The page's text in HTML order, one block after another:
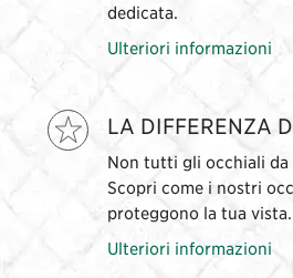
dedicata.
Ulteriori informazioni
LA DIFFERENZA
Non tutti gli occhiali da
Scopri come i nostri
proteggono la tua vista.
Ulteriori informazioni